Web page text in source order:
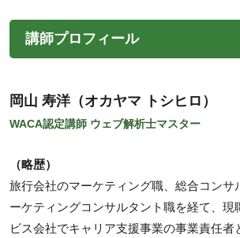
講師プロフィール
岡山 寿洋（オカヤマ トシヒロ）
WACA認定講師 ウェブ解析士マスター
（略歴）
旅行会社のマーケティング職、総合コンサ
ーケティングコンサルタント職を経て、現
ビス会社でキャリア支援事業の事業責任者